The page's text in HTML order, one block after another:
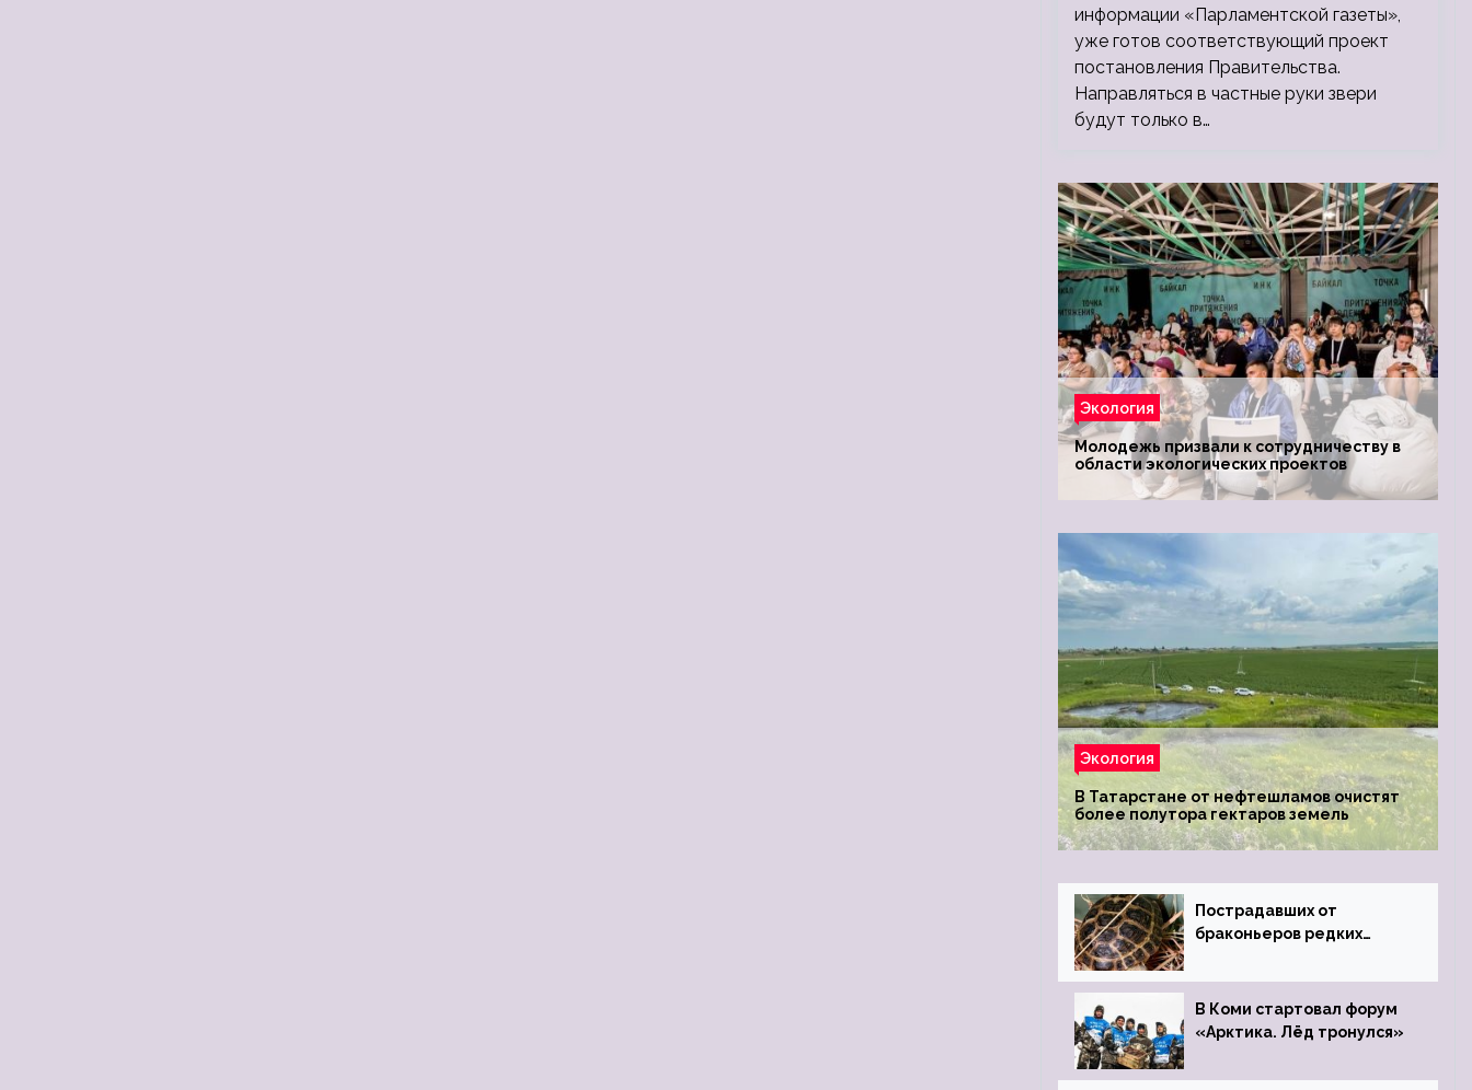
информации «Парламентской газеты»,
уже готов соответствующий проект
постановления Правительства.
Направляться в частные руки звери
будут только в…
Экология
Молодежь призвали к сотрудничеству в
области экологических проектов
Экология
В Татарстане от нефтешламов очистят
более полутора гектаров земель
Пострадавших от
браконьеров редких
Ростовский зоопарк
В Коми стартовал форум
«Арктика. Лёд тронулся»